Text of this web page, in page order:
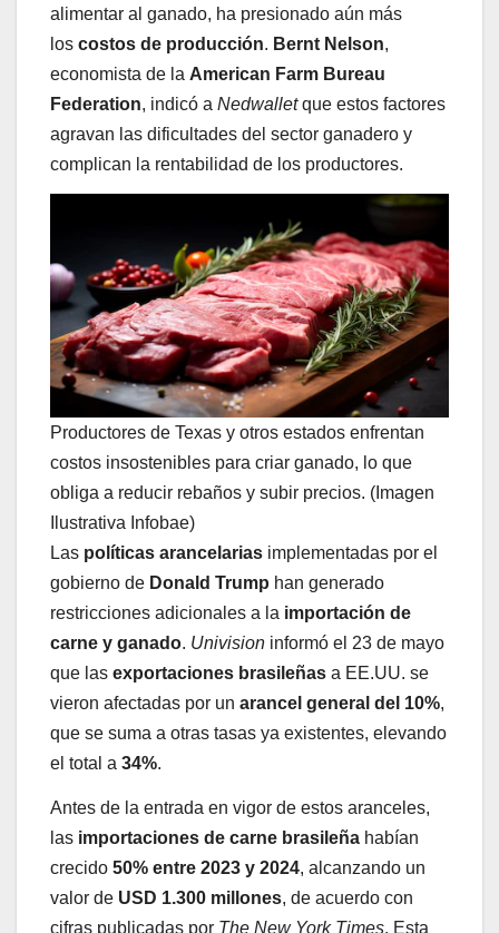
alimentar al ganado, ha presionado aún más
los costos de producción. Bernt Nelson,
economista de la American Farm Bureau
Federation, indicó a Nedwalletque estos factores
agravan las dificultades del sector ganadero y
complican la rentabilidad de los productores.
Productores de Texas y otros estados enfrentan
costos insostenibles para criar ganado, lo que
obliga a reducir rebaños y subir precios. (Imagen
Ilustrativa Infobae)
Las políticas arancelarias implementadas por el
gobierno de Donald Trump han generado
restricciones adicionales a la importación de
carne y ganado. Univision informó el 23 de mayo
que las exportaciones brasileñas a EE.UU. se
vieron afectadas por un arancel general del 10%,
que se suma a otras tasas ya existentes, elevando
el total a 34%.
Antes de la entrada en vigor de estos aranceles,
las importaciones de carne brasileña habían
crecido 50% entre 2023 y 2024, alcanzando un
valor de USD 1.300 millones, de acuerdo con
cifras publicadas por The New York Times. Esta